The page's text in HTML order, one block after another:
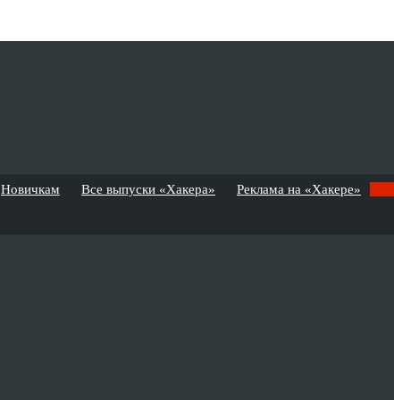
Новичкам Все выпуски «Хакера» Реклама на «Хакере»